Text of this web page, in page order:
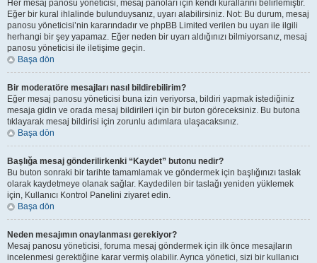
Her mesaj panosu yöneticisi, mesaj panoları için kendi kurallarını belirlemiştir.
Eğer bir kural ihlalinde bulunduysanız, uyarı alabilirsiniz. Not: Bu durum, mesaj
panosu yöneticisi’nin kararındadır ve phpBB Limited verilen bu uyarı ile ilgili
herhangi bir şey yapamaz. Eğer neden bir uyarı aldığınızı bilmiyorsanız, mesaj
panosu yöneticisi ile iletişime geçin.
Başa dön
Bir moderatöre mesajları nasıl bildirebilirim?
Eğer mesaj panosu yöneticisi buna izin veriyorsa, bildiri yapmak istediğiniz
mesaja gidin ve orada mesaj bildirileri için bir buton göreceksiniz. Bu butona
tıklayarak mesaj bildirisi için zorunlu adımlara ulaşacaksınız.
Başa dön
Başlığa mesaj gönderilirkenki “Kaydet” butonu nedir?
Bu buton sonraki bir tarihte tamamlamak ve göndermek için başlığınızı taslak
olarak kaydetmeye olanak sağlar. Kaydedilen bir taslağı yeniden yüklemek
için, Kullanıcı Kontrol Panelini ziyaret edin.
Başa dön
Neden mesajımın onaylanması gerekiyor?
Mesaj panosu yöneticisi, foruma mesaj göndermek için ilk önce mesajların
incelenmesi gerektiğine karar vermiş olabilir. Ayrıca yönetici, sizi bir kullanıcı